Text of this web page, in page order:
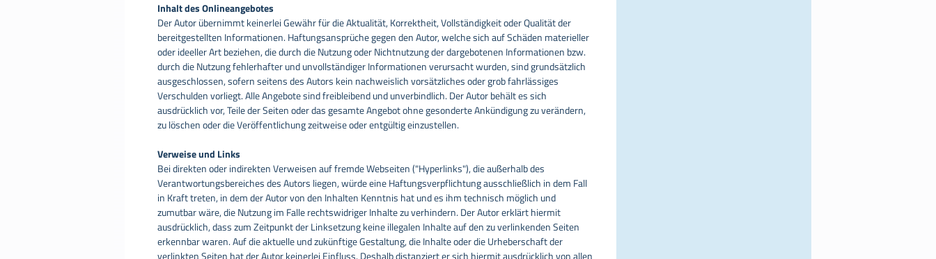
Inhalt des Onlineangebotes
Der Autor übernimmt keinerlei Gewähr für die Aktualität, Korrektheit, Vollständigkeit oder Qualität der
bereitgestellten Informationen. Haftungsansprüche gegen den Autor, welche sich auf Schäden materieller
oder ideeller Art beziehen, die durch die Nutzung oder Nichtnutzung der dargebotenen Informationen bzw.
durch die Nutzung fehlerhafter und unvollständiger Informationen verursacht wurden, sind grundsätzlich
ausgeschlossen, sofern seitens des Autors kein nachweislich vorsätzliches oder grob fahrlässiges
Verschulden vorliegt. Alle Angebote sind freibleibend und unverbindlich. Der Autor behält es sich
ausdrücklich vor, Teile der Seiten oder das gesamte Angebot ohne gesonderte Ankündigung zu verändern,
zu löschen oder die Veröffentlichung zeitweise oder entgültig einzustellen.
Verweise und Links
Bei direkten oder indirekten Verweisen auf fremde Webseiten ("Hyperlinks"), die außerhalb des
Verantwortungsbereiches des Autors liegen, würde eine Haftungsverpflichtung ausschließlich in dem Fall
in Kraft treten, in dem der Autor von den Inhalten Kenntnis hat und es ihm technisch möglich und
zumutbar wäre, die Nutzung im Falle rechtswidriger Inhalte zu verhindern. Der Autor erklärt hiermit
ausdrücklich, dass zum Zeitpunkt der Linksetzung keine illegalen Inhalte auf den zu verlinkenden Seiten
erkennbar waren. Auf die aktuelle und zukünftige Gestaltung, die Inhalte oder die Urheberschaft der
verlinkten Seiten hat der Autor keinerlei Einfluss. Deshalb distanziert er sich hiermit ausdrücklich von allen